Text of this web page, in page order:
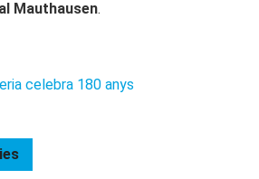
Mauthausen.
celebra 180 anys